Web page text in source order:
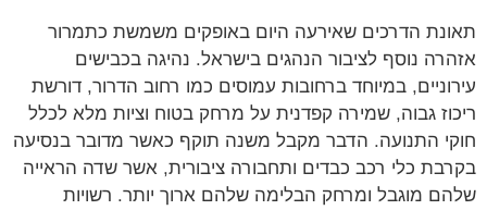
הדרכים שאירעה היום באופקים משמשת כתמרור
נוסף לציבור הנהגים בישראל. נהיגה בכבישים
במיוחד ברחובות עמוסים כמו רחוב הדרור, דורשת
גבוה, שמירה קפדנית על מרחק בטוח וציות מלא לכלל
התנועה. הדבר מקבל משנה תוקף כאשר מדובר בנסיעה
כלי רכב כבדים ותחבורה ציבורית, אשר שדה הראייה
מוגבל ומרחק הבלימה שלהם ארוך יותר. רשויות